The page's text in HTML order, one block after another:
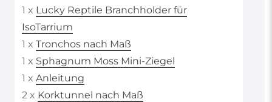
1 x Lucky Reptile Branchholder für
IsoTarrium
1 x Tronchos nach Maß
1 x Sphagnum Moss Mini-Ziegel
1 x Anleitung
2 x Korktunnel nach Maß